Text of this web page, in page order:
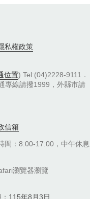
私權政策
位置) Tel:(04)2228-9111．
專線請撥1999，外縣市請
信箱
間：8:00-17:00，中午休息
瀏覽器瀏覽
115年8月3日